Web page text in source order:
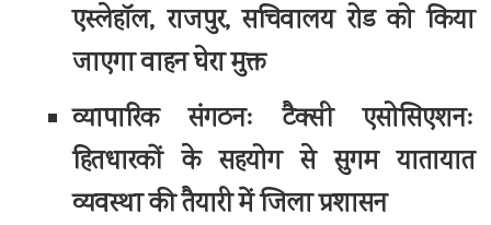
एस्लेहॉल, राजपुर, सचिवालय रोड को किया
जाएगा वाहन घेरा मुक्त
व्यापारिक संगठनः टैक्सी एसोसिएशनः
हितधारकों के सहयोग से सुगम यातायात
व्यवस्था की तैयारी में जिला प्रशासन